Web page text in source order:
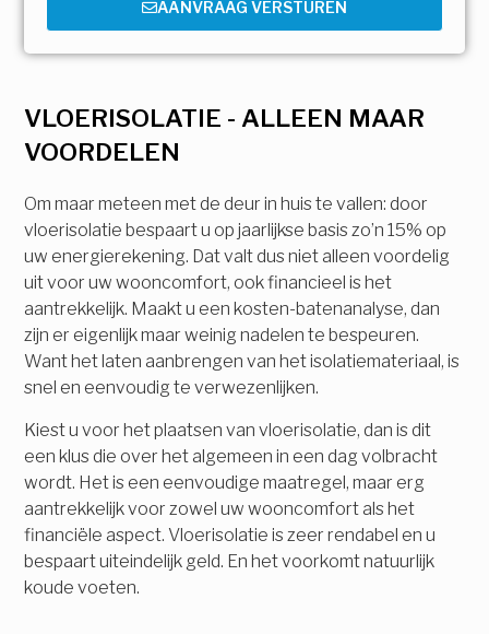
VLOERISOLATIE - ALLEEN MAAR
VOORDELEN
Om maar meteen met de deur in huis te vallen: door
vloerisolatie bespaart u op jaarlijkse basis zo’n 15% op
uw energierekening. Dat valt dus niet alleen voordelig
uit voor uw wooncomfort, ook financieel is het
aantrekkelijk. Maakt u een kosten-batenanalyse, dan
zijn er eigenlijk maar weinig nadelen te bespeuren.
Want het laten aanbrengen van het isolatiemateriaal, is
snel en eenvoudig te verwezenlijken.
Kiest u voor het plaatsen van vloerisolatie, dan is dit
een klus die over het algemeen in een dag volbracht
wordt. Het is een eenvoudige maatregel, maar erg
aantrekkelijk voor zowel uw wooncomfort als het
financiële aspect. Vloerisolatie is zeer rendabel en u
bespaart uiteindelijk geld. En het voorkomt natuurlijk
koude voeten.
AANVRAAG VERSTUREN